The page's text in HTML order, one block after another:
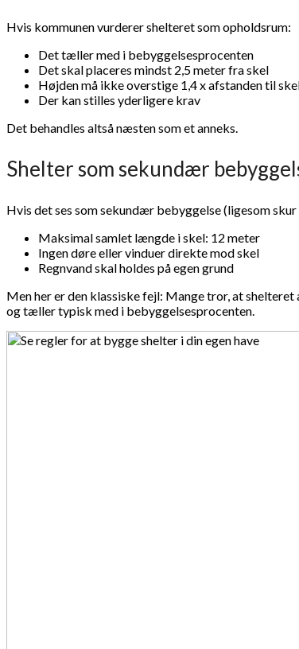
Hvis kommunen vurderer shelteret som opholdsrum:
Det tæller med i bebyggelsesprocenten
Det skal placeres mindst 2,5 meter fra skel
Højden må ikke overstige 1,4 x afstanden til
Der kan stilles yderligere krav
Det behandles altså næsten som et anneks.
Shelter som sekundær
Hvis det ses som sekundær bebyggelse (ligesom
Maksimal samlet længde i skel: 12 meter
Ingen døre eller vinduer direkte mod skel
Regnvand skal holdes på egen grund
Men her er den klassiske fejl: Mange tror, at
og tæller typisk med i bebyggelsesprocenten.